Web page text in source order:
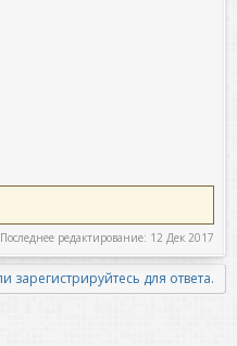
Последнее редактирование: 12 Дек 2017
зарегистрируйтесь для ответа.